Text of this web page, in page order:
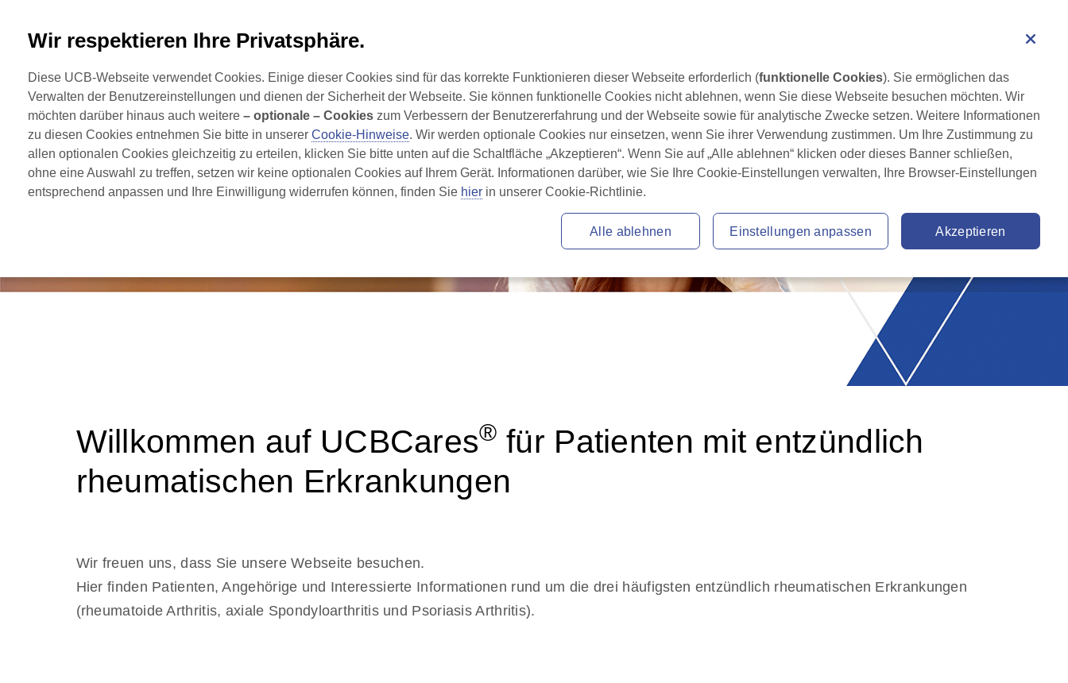
für entzündlich rheumatische Erkrankungen
Willkommen auf UCBCares® für Patienten mit entzündlich
rheumatischen Erkrankungen
Wir freuen uns, dass Sie unsere Webseite besuchen.
Hier finden Patienten, Angehörige und Interessierte Informationen rund um die drei häufigsten entzündlich rheumatischen Erkrankungen
(rheumatoide Arthritis, axiale Spondyloarthritis und Psoriasis Arthritis).
Wir respektieren Ihre Privatsphäre.
Diese UCB-Webseite verwendet Cookies. Einige dieser Cookies sind für das korrekte Funktionieren dieser Webseite erforderlich (funktionelle Cookies). Sie ermöglichen das
Verwalten der Benutzereinstellungen und dienen der Sicherheit der Webseite. Sie können funktionelle Cookies nicht ablehnen, wenn Sie diese Webseite besuchen möchten. Wir
möchten darüber hinaus auch weitere – optionale – Cookies zum Verbessern der Benutzererfahrung und der Webseite sowie für analytische Zwecke setzen. Weitere Informationen
zu diesen Cookies entnehmen Sie bitte in unserer Cookie-Hinweise. Wir werden optionale Cookies nur einsetzen, wenn Sie ihrer Verwendung zustimmen. Um Ihre Zustimmung zu
allen optionalen Cookies gleichzeitig zu erteilen, klicken Sie bitte unten auf die Schaltfläche „Akzeptieren“. Wenn Sie auf „Alle ablehnen“ klicken oder dieses Banner schließen,
ohne eine Auswahl zu treffen, setzen wir keine optionalen Cookies auf Ihrem Gerät. Informationen darüber, wie Sie Ihre Cookie-Einstellungen verwalten, Ihre Browser-Einstellungen
entsprechend anpassen und Ihre Einwilligung widerrufen können, finden Sie hier in unserer Cookie-Richtlinie.
Alle ablehnen Einstellungen anpassen Akzeptieren